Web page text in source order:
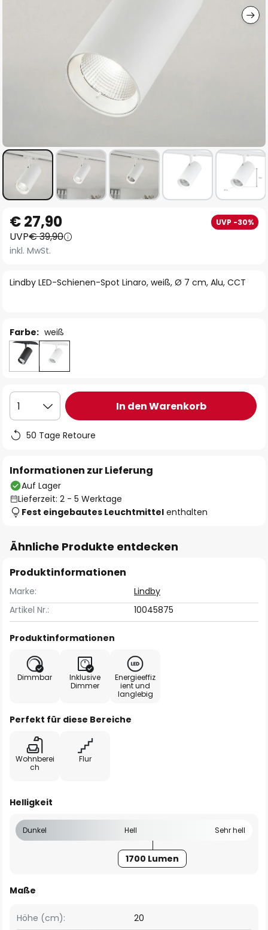
Anfang
der
Bildgalerie
Lindby LED-Schienen-Spot Linaro, weiß, Ø 7 cm, Alu, CCT
€ 27,90 UVP -30%
UVP€ 39,90
inkl. MwSt.
Farbe: weiß
1 In den Warenkorb
50 Tage Retoure
Informationen zur Lieferung
Auf Lager
Lieferzeit: 2 - 5 Werktage
Fest eingebautes Leuchtmittel enthalten
Ähnliche Produkte entdecken
Produktinformationen
Marke:
Lindby
Artikel Nr.:
10045875
Produktinformationen
Dimmbar
Inklusive
Dimmer
Energieeffiz
ient und
langlebig
Perfekt für diese Bereiche
Wohnberei
ch
Flur
Helligkeit
Dunkel Hell Sehr hell
1700 Lumen
Maße
Höhe (cm):
20